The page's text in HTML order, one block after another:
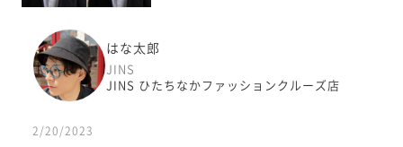
はな太郎
JINS
JINS ひたちなかファッションクルーズ店
2/20/2023